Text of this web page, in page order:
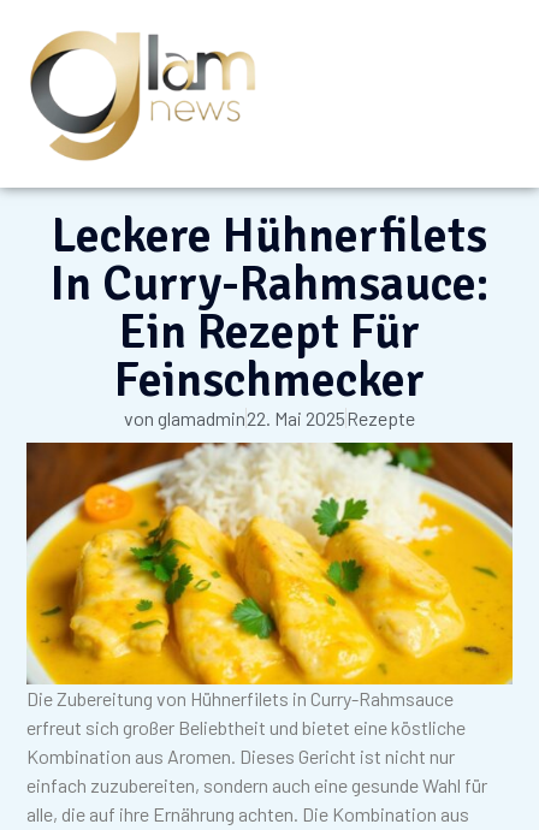
Leckere Hühnerfilets
In Curry-Rahmsauce:
Ein Rezept Für
Feinschmecker
von glamadmin22. Mai 2025Rezepte
Die Zubereitung von Hühnerfilets in Curry-Rahmsauce
erfreut sich großer Beliebtheit und bietet eine köstliche
Kombination aus Aromen. Dieses Gericht ist nicht nur
einfach zuzubereiten, sondern auch eine gesunde Wahl für
alle, die auf ihre Ernährung achten. Die Kombination aus